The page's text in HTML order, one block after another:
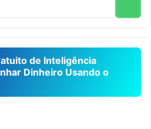
de Inteligência
Dinheiro Usando o